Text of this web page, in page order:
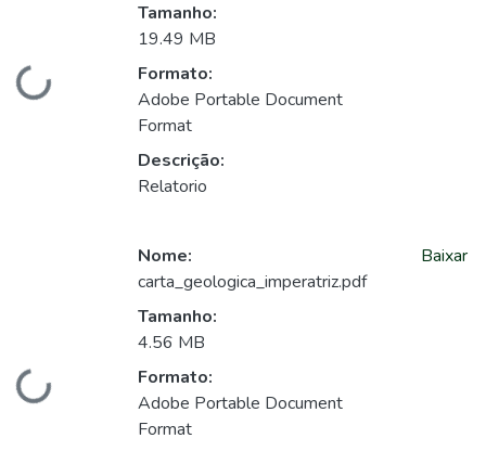
Carregando...
Tamanho:
19.49 MB
Formato:
Adobe Portable Document
Format
Descrição:
Relatorio
Carregando...
Nome:
carta_geologica_imperatriz.pdf
Tamanho:
4.56 MB
Formato:
Adobe Portable Document
Format
Baixar